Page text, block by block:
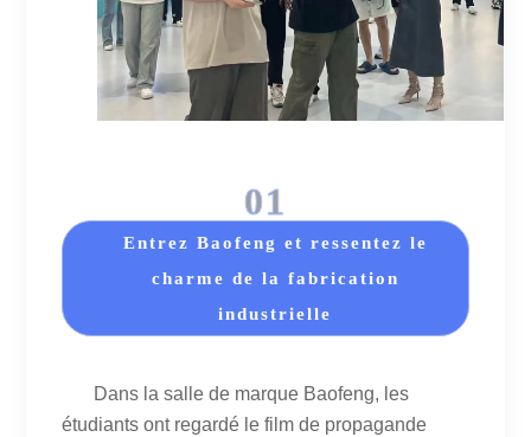
01
Entrez Baofeng et ressentez le
charme de la fabrication
industrielle
Dans la salle de marque Baofeng, les
étudiants ont regardé le film de propagande